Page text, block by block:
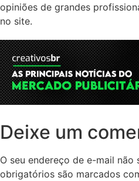
opiniões de grandes
no site.
Deixe um
O seu endereço de e-mail não
obrigatórios são marcados